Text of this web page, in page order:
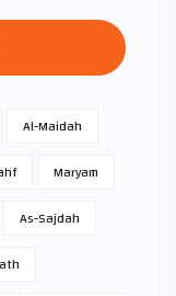
Al-Maidah
Maryam
As-Sajdah